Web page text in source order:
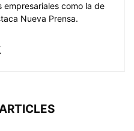
como la de
Nueva Prensa.